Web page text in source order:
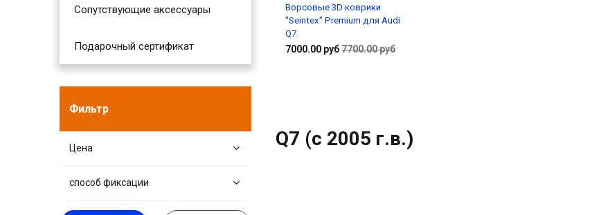
Сопутствующие аксессуары
Подарочный сертификат
Фильтр
Цена
способ фиксации
Ворсовые 3D коврики
"Seintex" Premium для Audi
Q7.
7000.00 руб 7700.00 руб
Q7 (с 2005 г.в.)